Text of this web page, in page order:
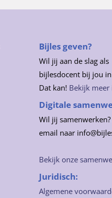
Bijles geven?
Wil jij aan de slag als
bijlesdocent bij jou
Dat kan! Bekijk
Digitale
Wil jij
email naar
Bekijk onze
Juridisch:
Algemene